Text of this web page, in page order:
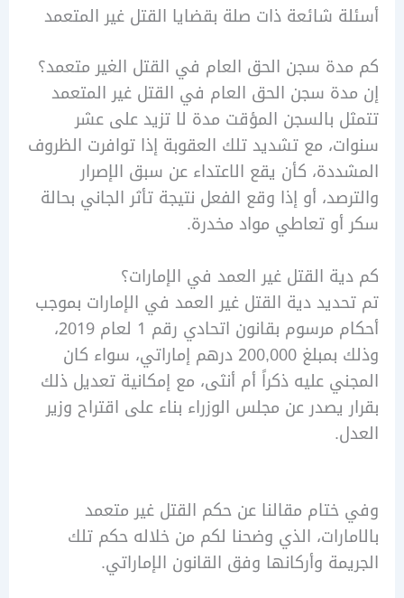
شائعة ذات صلة بقضايا القتل غير المتعمد
سجن الحق العام في القتل الغير متعمد؟
سجن الحق العام في القتل غير المتعمد
بالسجن المؤقت مدة لا تزيد على عشر
مع تشديد تلك العقوبة إذا توافرت الظروف
كأن يقع الاعتداء عن سبق الإصرار
أو إذا وقع الفعل نتيجة تأثر الجاني بحالة
تعاطي مواد مخدرة.
القتل غير العمد في الإمارات؟
دية القتل غير العمد في الإمارات بموجب
أحكام مرسوم بقانون اتحادي رقم 1 لعام 2019،
وذلك بمبلغ 200,000 درهم إماراتي، سواء كان
عليه ذكراً أم أنثى، مع إمكانية تعديل ذلك
يصدر عن مجلس الوزراء بناء على اقتراح وزير
مقالنا عن حكم القتل غير متعمد
الذي وضحنا لكم من خلاله حكم تلك
وأركانها وفق القانون الإماراتي.